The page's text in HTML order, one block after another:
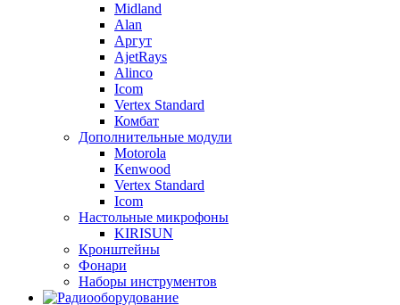
Midland
Alan
Аргут
AjetRays
Alinco
Icom
Vertex Standard
Комбат
Дополнительные модули
Motorola
Kenwood
Vertex Standard
Icom
Настольные микрофоны
KIRISUN
Кронштейны
Фонари
Наборы инструментов